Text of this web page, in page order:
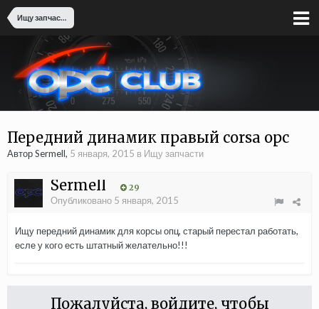
Ищу запчасти
Передний динамик правый corsa opc
Автор Sermell, 5 января, 2015 в Ищу запчасти
Sermell 29
Опубликовано 5 января, 2015
Ищу передний динамик для корсы опц, старый перестал работать,
есле у кого есть штатный желательно!!!
Пожалуйста, войдите, чтобы